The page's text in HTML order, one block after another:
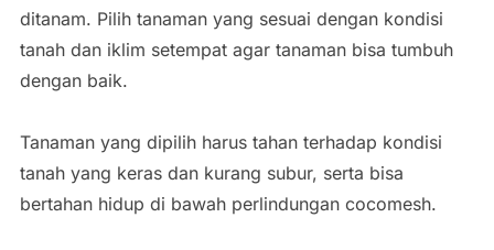
ditanam. Pilih tanaman yang sesuai dengan kondisi
tanah dan iklim setempat agar tanaman bisa tumbuh
dengan baik.
Tanaman yang dipilih harus tahan terhadap kondisi
tanah yang keras dan kurang subur, serta bisa
bertahan hidup di bawah perlindungan cocomesh.